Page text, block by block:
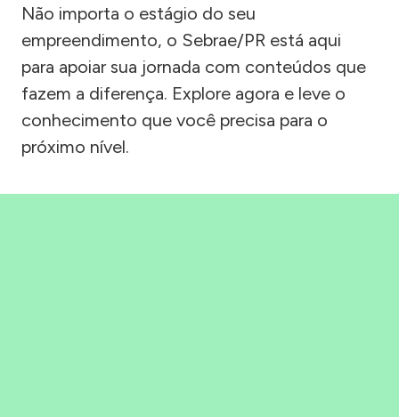
Não importa o estágio do seu
empreendimento, o Sebrae/PR está aqui
para apoiar sua jornada com conteúdos que
fazem a diferença. Explore agora e leve o
conhecimento que você precisa para o
próximo nível.